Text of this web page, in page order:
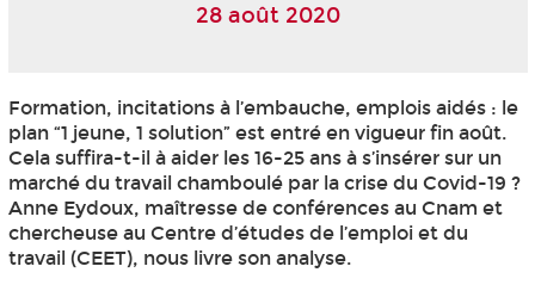
28 août 2020
Formation, incitations à l’embauche, emplois aidés : le
plan “1 jeune, 1 solution” est entré en vigueur fin août.
Cela suffira-t-il à aider les 16-25 ans à s’insérer sur un
marché du travail chamboulé par la crise du Covid-19 ?
Anne Eydoux, maîtresse de conférences au Cnam et
chercheuse au Centre d’études de l’emploi et du
travail (CEET), nous livre son analyse.